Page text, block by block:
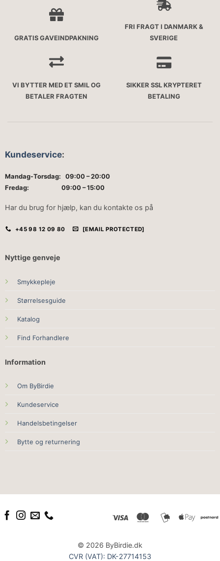
GRATIS GAVEINDPAKNING
FRI FRAGT I DANMARK &
SVERIGE
VI BYTTER MED ET SMIL OG
BETALER FRAGTEN
SIKKER SSL KRYPTERET
BETALING
Kundeservice:
Mandag-Torsdag: 09:00 – 20:00
Fredag: 09:00 – 15:00
Har du brug for hjælp, kan du kontakte os på
+45 98 12 09 80 [EMAIL PROTECTED]
Nyttige genveje
Smykkepleje
Størrelsesguide
Katalog
Find Forhandlere
Information
Om ByBirdie
Kundeservice
Handelsbetingelser
Bytte og returnering
© 2026 ByBirdie.dk
CVR (VAT): DK-27714153